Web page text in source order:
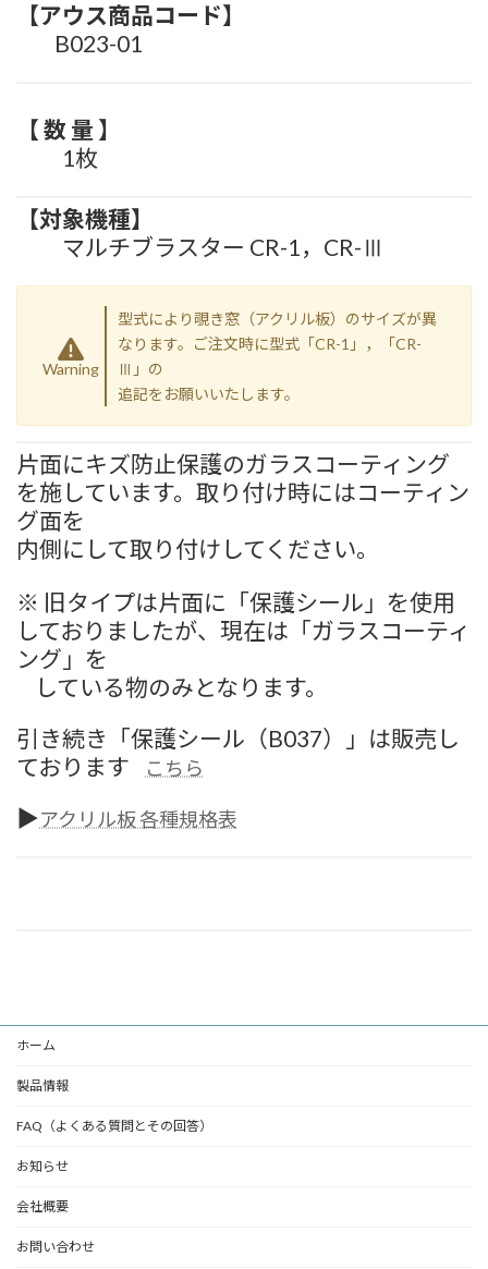
【アウス商品コード】
B023-01
【 数 量 】
1枚
【対象機種】
マルチブラスター CR-1，CR-Ⅲ
Warning
型式により覗き窓（アクリル板）のサイズが異
なります。ご注文時に型式「CR-1」，「CR-
Ⅲ」の
追記をお願いいたします。
片面にキズ防止保護のガラスコーティング
を施しています。取り付け時にはコーティン
グ面を
内側にして取り付けしてください。
※ 旧タイプは片面に「保護シール」を使用
しておりましたが、現在は「ガラスコーティ
ング」を
している物のみとなります。
引き続き「保護シール（B037）」は販売し
ております
こちら
▶アクリル板 各種規格表
ホーム
製品情報
FAQ（よくある質問とその回答）
お知らせ
会社概要
お問い合わせ